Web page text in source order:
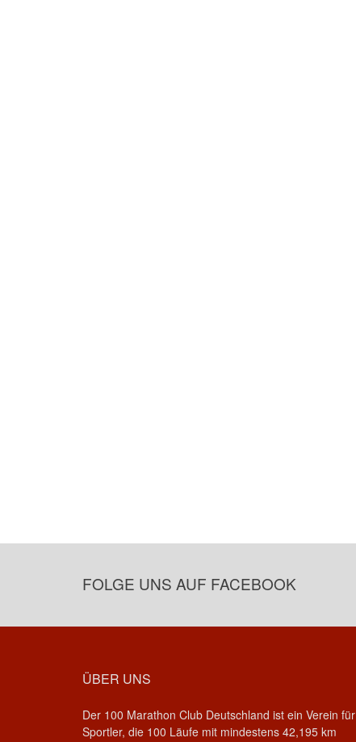
FOLGE UNS AUF FACEBOOK
ÜBER UNS
Der 100 Marathon Club Deutschland ist ein Verein für
Sportler, die 100 Läufe mit mindestens 42,195 km